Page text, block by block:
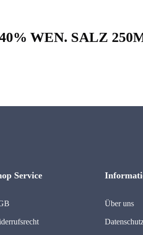
WEN. SALZ
Service
Über uns